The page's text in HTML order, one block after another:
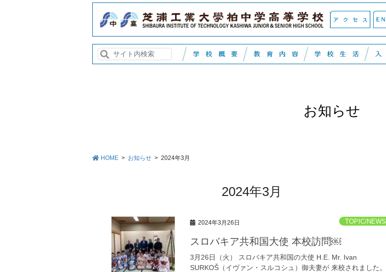
お知らせ
HOME お知らせ 2024年3月
2024年3月
2024年3月26日 TOPIC/NEWS
スロバキア共和国大使 本校訪問￼
3月26日（火） スロバキア共和国の大使 H.E. Mr. Ivan
SURKOŠ（イヴァン・スルコシュ）御夫妻が 来校されました。